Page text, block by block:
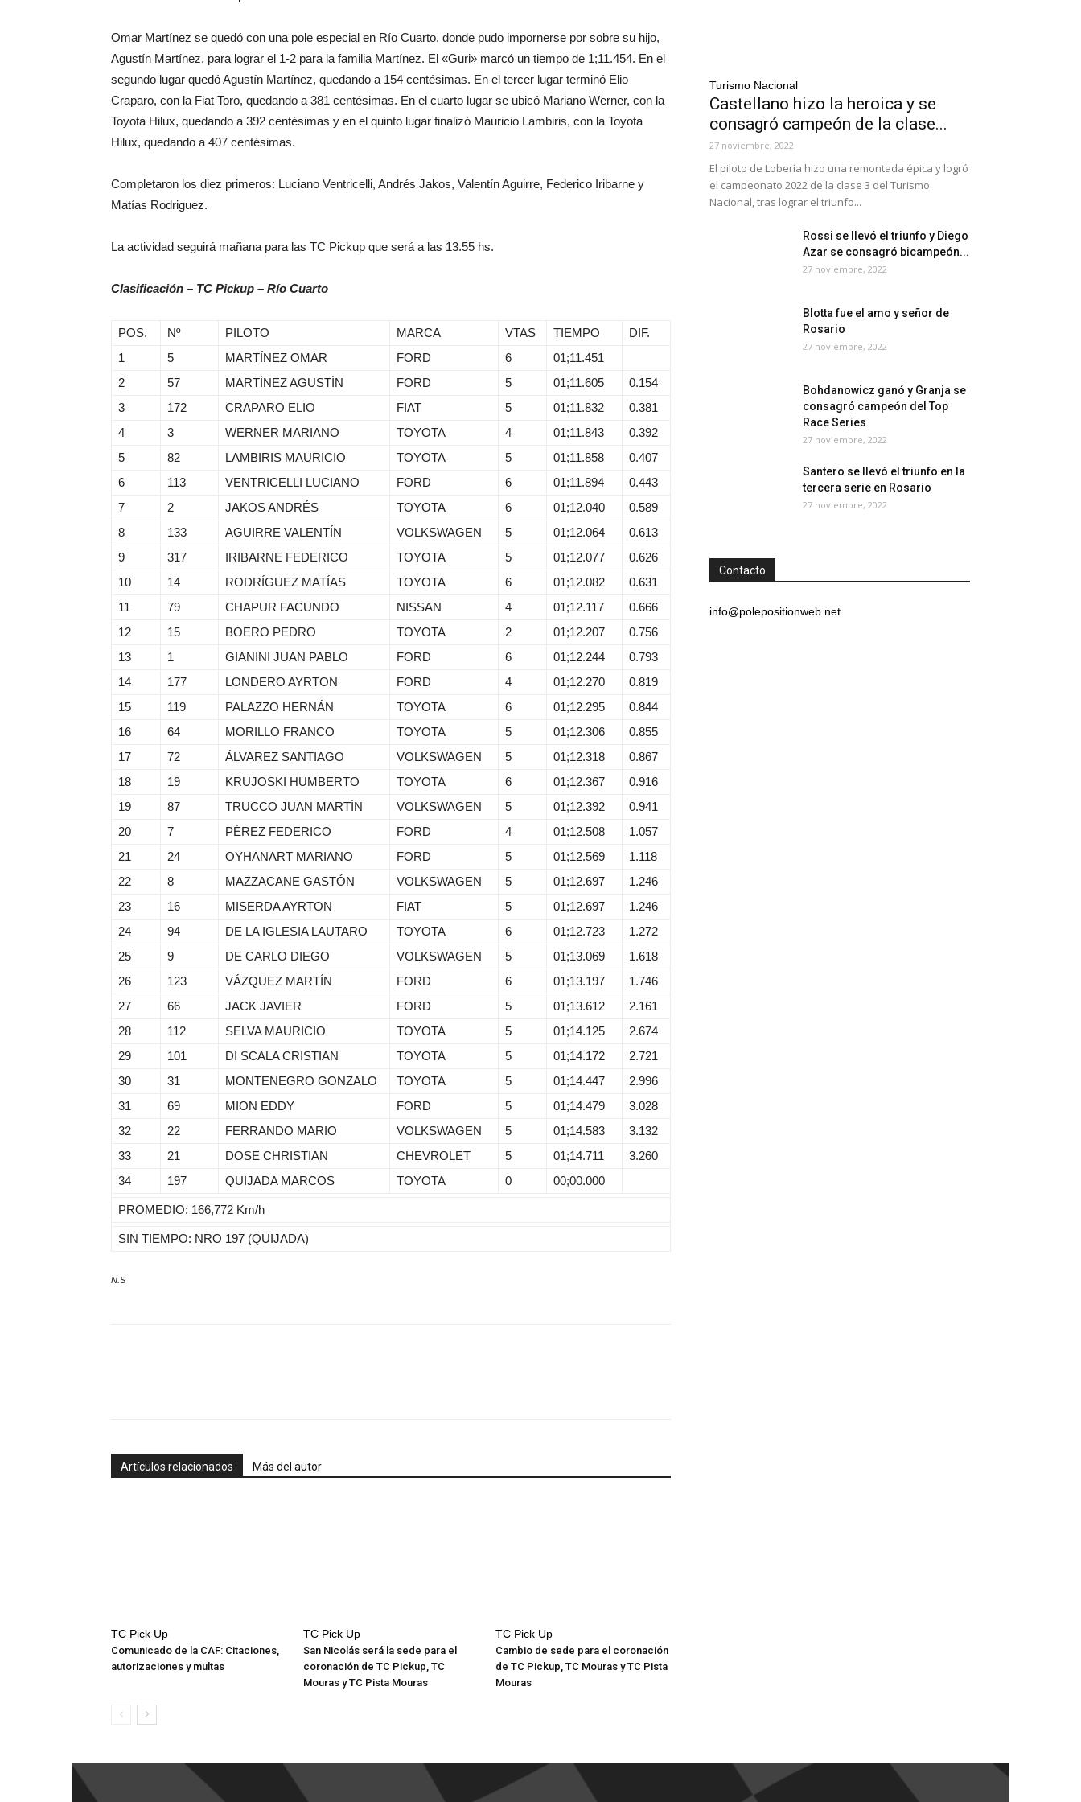
Omar Martínez se quedó con una pole especial en Río Cuarto, donde pudo impornerse por sobre su hijo,
Agustín Martínez, para lograr el 1-2 para la familia Martínez. El «Guri» marcó un tiempo de 1;11.454. En el
segundo lugar quedó Agustín Martínez, quedando a 154 centésimas. En el tercer lugar terminó Elio
Craparo, con la Fiat Toro, quedando a 381 centésimas. En el cuarto lugar se ubicó Mariano Werner, con la
Toyota Hilux, quedando a 392 centésimas y en el quinto lugar finalizó Mauricio Lambiris, con la Toyota
Hilux, quedando a 407 centésimas.
Completaron los diez primeros: Luciano Ventricelli, Andrés Jakos, Valentín Aguirre, Federico Iribarne y
Matías Rodriguez.
La actividad seguirá mañana para las TC Pickup que será a las 13.55 hs.
Clasificación – TC Pickup – Río Cuarto
POS. Nº PILOTO MARCA VTAS TIEMPO
DIF.
1
5 MARTÍNEZ OMAR FORD 6
01;11.451
2
57 MARTÍNEZ AGUSTÍN FORD 5 01;11.605
0.154
3
172 CRAPARO ELIO FIAT 5 01;11.832
0.381
4
3 WERNER MARIANO TOYOTA 4 01;11.843
0.392
5
82 LAMBIRIS MAURICIO TOYOTA 5 01;11.858
0.407
6
113 VENTRICELLI LUCIANO FORD 6 01;11.894
0.443
7
2 JAKOS ANDRÉS TOYOTA 6 01;12.040
0.589
8
133 AGUIRRE VALENTÍN VOLKSWAGEN 5 01;12.064
0.613
9
317 IRIBARNE FEDERICO TOYOTA 5 01;12.077
0.626
10
14 RODRÍGUEZ MATÍAS TOYOTA 6 01;12.082
0.631
11
79 CHAPUR FACUNDO NISSAN 4 01;12.117
0.666
12
15 BOERO PEDRO TOYOTA 2 01;12.207
0.756
13
1 GIANINI JUAN PABLO FORD 6 01;12.244
0.793
14
177 LONDERO AYRTON FORD 4 01;12.270
0.819
15
119 PALAZZO HERNÁN TOYOTA 6 01;12.295
0.844
16
64 MORILLO FRANCO TOYOTA 5 01;12.306
0.855
17
72 ÁLVAREZ SANTIAGO VOLKSWAGEN 5 01;12.318
0.867
18
19 KRUJOSKI HUMBERTO TOYOTA 6 01;12.367
0.916
19
87 TRUCCO JUAN MARTÍN VOLKSWAGEN 5 01;12.392
0.941
20
7 PÉREZ FEDERICO FORD 4 01;12.508
1.057
21
24 OYHANART MARIANO FORD 5 01;12.569
1.118
22
8 MAZZACANE GASTÓN VOLKSWAGEN 5 01;12.697
1.246
23
16 MISERDA AYRTON FIAT 5 01;12.697
1.246
24
94 DE LA IGLESIA LAUTARO TOYOTA 6 01;12.723
1.272
25
9 DE CARLO DIEGO VOLKSWAGEN 5 01;13.069
1.618
26
123 VÁZQUEZ MARTÍN FORD 6 01;13.197
1.746
27
66 JACK JAVIER FORD 5 01;13.612
2.161
28
112 SELVA MAURICIO TOYOTA 5 01;14.125
2.674
29
101 DI SCALA CRISTIAN TOYOTA 5 01;14.172
2.721
30
31 MONTENEGRO GONZALO TOYOTA 5 01;14.447
2.996
31
69 MION EDDY FORD 5 01;14.479
3.028
32
22 FERRANDO MARIO VOLKSWAGEN 5 01;14.583
3.132
33
21 DOSE CHRISTIAN CHEVROLET 5 01;14.711
3.260
34
197 QUIJADA MARCOS TOYOTA 0 00;00.000
PROMEDIO: 166,772 Km/h
SIN TIEMPO: NRO 197 (QUIJADA)
N.S
Artículos relacionados Más del autor
TC Pick Up
Comunicado de la CAF: Citaciones,
autorizaciones y multas
TC Pick Up
San Nicolás será la sede para el
coronación de TC Pickup, TC
Mouras y TC Pista Mouras
TC Pick Up
Cambio de sede para el coronación
de TC Pickup, TC Mouras y TC Pista
Mouras
Turismo Nacional
Castellano hizo la heroica y se
consagró campeón de la clase...
27 noviembre, 2022
El piloto de Lobería hizo una remontada épica y logró
el campeonato 2022 de la clase 3 del Turismo
Nacional, tras lograr el triunfo...
Rossi se llevó el triunfo y Diego
Azar se consagró bicampeón...
27 noviembre, 2022
Blotta fue el amo y señor de
Rosario
27 noviembre, 2022
Bohdanowicz ganó y Granja se
consagró campeón del Top
Race Series
27 noviembre, 2022
Santero se llevó el triunfo en la
tercera serie en Rosario
27 noviembre, 2022
Contacto
info@polepositionweb.net